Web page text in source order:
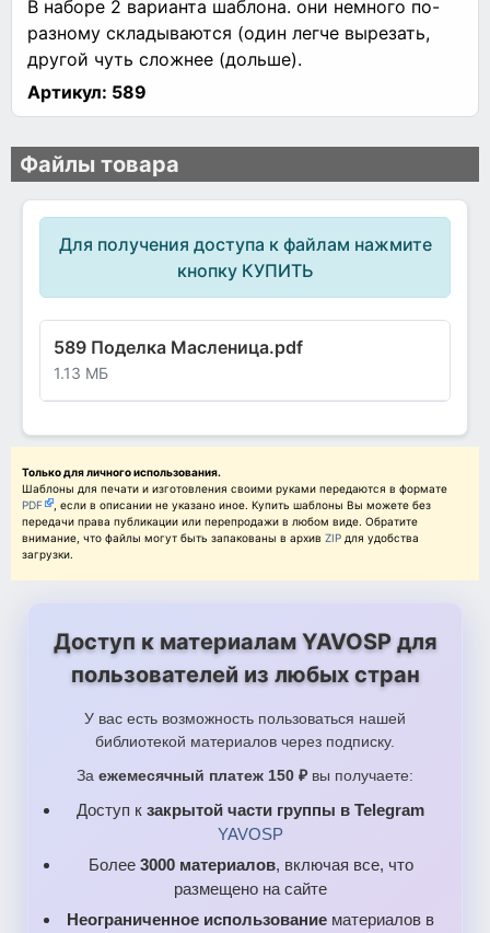
В наборе 2 варианта шаблона. они немного по-
разному складываются (один легче вырезать,
другой чуть сложнее (дольше).
Артикул: 589
Файлы товара
Для получения доступа к файлам нажмите
кнопку КУПИТЬ
589 Поделка Масленица.pdf
1.13 МБ
Только для личного использования.
Шаблоны для печати и изготовления своими руками передаются в формате
PDF
, если в описании не указано иное. Купить шаблоны Вы можете без
передачи права публикации или перепродажи в любом виде. Обратите
внимание, что файлы могут быть запакованы в архив ZIP для удобства
загрузки.
Доступ к материалам YAVOSP для
пользователей из любых стран
У вас есть возможность пользоваться нашей
библиотекой материалов через подписку.
За ежемесячный платеж 150 ₽ вы получаете:
Доступ к закрытой части группы в Telegram
YAVOSP
Более 3000 материалов, включая все, что
размещено на сайте
Неограниченное использование материалов в